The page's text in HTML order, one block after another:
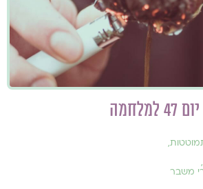
יום 47 למלחמה
,
,
משבר